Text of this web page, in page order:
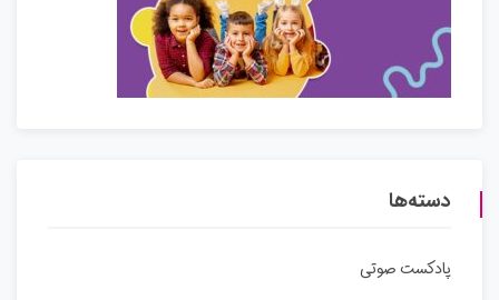
دسته‌ها
پادکست صوتی